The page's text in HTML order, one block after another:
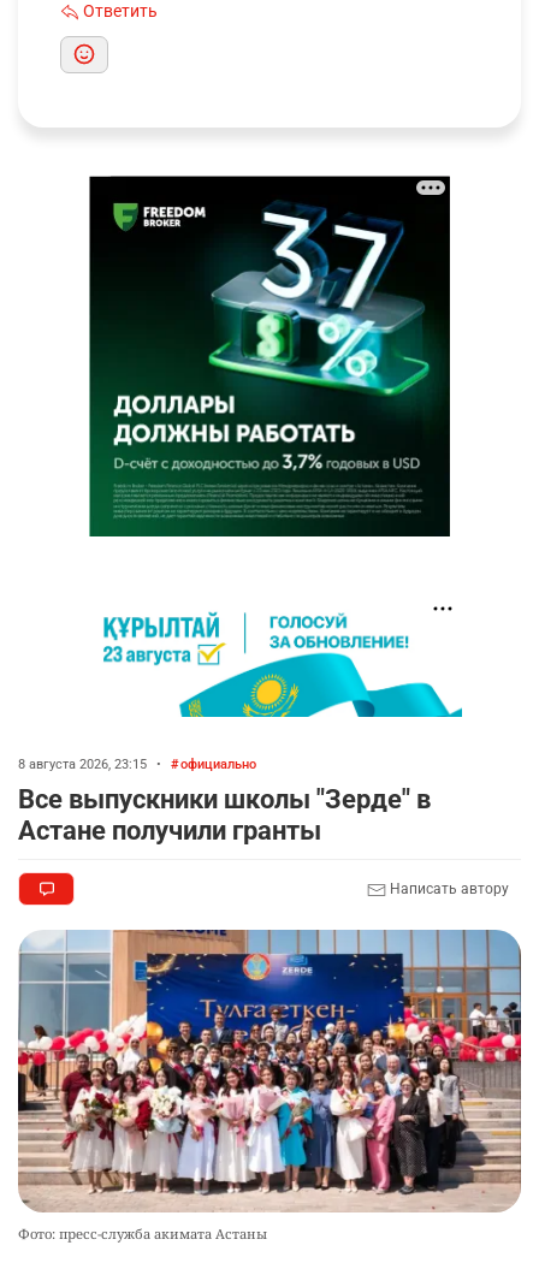
Ответить
8 августа 2026, 23:15 • официально
Все выпускники школы "Зерде" в
Астане получили гранты
Написать автору
Фото: пресс-служба акимата Астаны